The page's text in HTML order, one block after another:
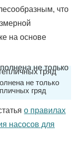
что
на основе
не только
гряд
о правилах
насосов для